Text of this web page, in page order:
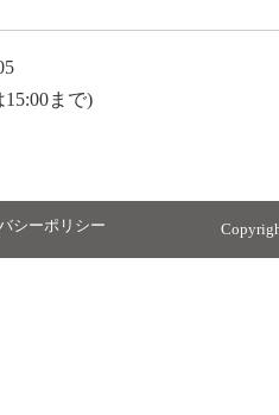
15:00まで)
シーポリシー